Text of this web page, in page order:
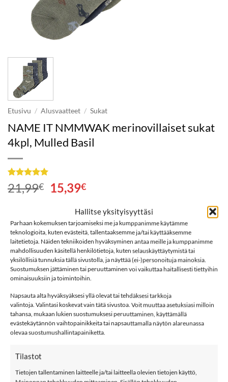
Hallitse yksityisyyttäsi
Parhaan kokemuksen tarjoamiseksi me ja kumppanimme käytämme
teknologioita, kuten evästeitä, tallentaaksemme ja/tai käyttääksemme
laitetietoja. Näiden tekniikoiden hyväksyminen antaa meille ja kumppanimme
mahdollisuuden käsitellä henkilötietoja, kuten selauskäyttäytymistä tai
yksilöllisiä tunnuksia tällä sivustolla, ja näyttää (ei-)personoituja mainoksia.
Suostumuksen jättäminen tai peruuttaminen voi vaikuttaa haitallisesti tiettyihin
ominaisuuksiin ja toimintoihin.
Napsauta alta hyväksyäksesi yllä olevat tai tehdäksesi tarkkoja
valintoja. Valintasi koskevat vain tätä sivustoa. Voit muuttaa asetuksiasi milloin
tahansa, mukaan lukien suostumuksesi peruuttaminen, käyttämällä
evästekäytännön vaihtopainikkeita tai napsauttamalla näytön alareunassa
olevaa suostumushallintapainiketta.
Tilastot
Tietojen tallentaminen laitteelle ja/tai laitteella olevien tietojen käyttö,
Etusivu / Alusvaatteet / Sukat
NAME IT NMMWAK merinovillaiset sukat
4kpl, Mulled Basil
Arvio5
5:stä
1
21,99€
Alkuperäinen
hinta
21,99€.
15,39€Nykyinen
on:
15,39€.
NAME IT NMMWAK merinovillaiset sukat 4kpl, Mulled Basil määrä
LISÄÄ OSTOSKORIIN
Tuotetunnus (SKU):668799978786
Osastot:Merinovilla,Mm,name it,Sukat,Villa
Avainsana tuotteelleName It